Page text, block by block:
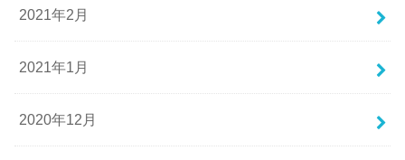
2021年2月
2021年1月
2020年12月